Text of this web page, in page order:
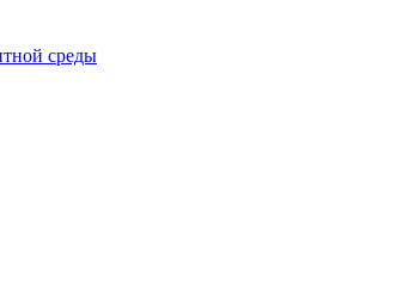
среды